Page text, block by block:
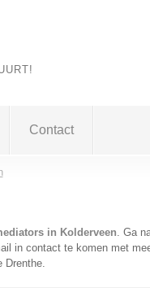
Contact
in Kolderveen. Ga
in contact te komen met
Drenthe.